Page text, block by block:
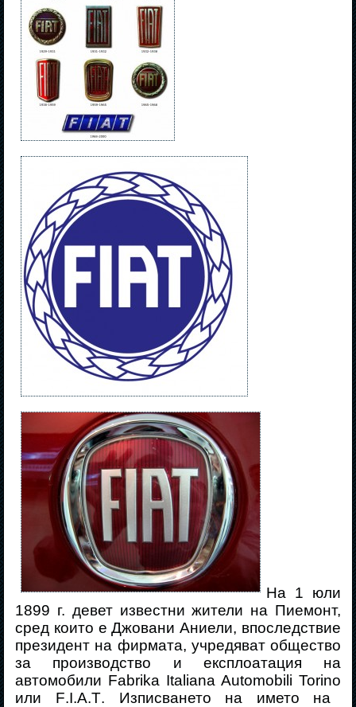
На 1 юли
1899 г. девет известни жители на Пиемонт,
сред които е Джовани Аниели, впоследствие
президент на фирмата, учредяватобщество
за производство и експлоатация на
автомобили Fabrika Italiana Automobili Torino
или F.I.A.T. Изписването на името на